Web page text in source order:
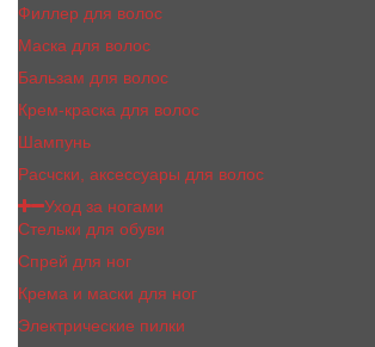
Филлер для волос
Маска для волос
Бальзам для волос
Крем-краска для волос
Шампунь
Расчски, аксессуары для волос
Уход за ногами
Стельки для обуви
Спрей для ног
Крема и маски для ног
Электрические пилки